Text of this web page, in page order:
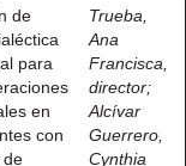
de
para
en
con
de
Trueba,
Ana
Francisca,
director;
Alcívar
Guerrero,
Cynthia